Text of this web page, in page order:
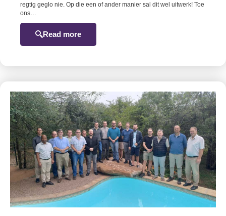
regtig geglo nie. Op die een of ander manier sal dit wel uitwerk! Toe
ons…
Read more